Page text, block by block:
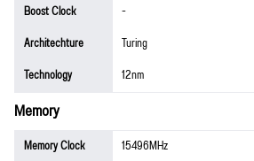
Boost Clock
-
Architechture
Turing
Technology
12nm
Memory
Memory Clock
15496MHz